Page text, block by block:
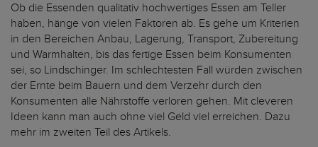
Ob die Essenden qualitativ hochwertiges Essen am Teller
haben, hänge von vielen Faktoren ab. Es gehe um Kriterien
in den Bereichen Anbau, Lagerung, Transport, Zubereitung
und Warmhalten, bis das fertige Essen beim Konsumenten
sei, so Lindschinger. Im schlechtesten Fall würden zwischen
der Ernte beim Bauern und dem Verzehr durch den
Konsumenten alle Nährstoffe verloren gehen. Mit cleveren
Ideen kann man auch ohne viel Geld viel erreichen. Dazu
mehr im zweiten Teil des Artikels.